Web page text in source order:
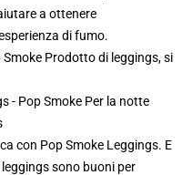
a ottenere
di fumo.
Prodotto di leggings, si
- Pop Smoke Per la notte
con Pop Smoke Leggings. E
sono buoni per